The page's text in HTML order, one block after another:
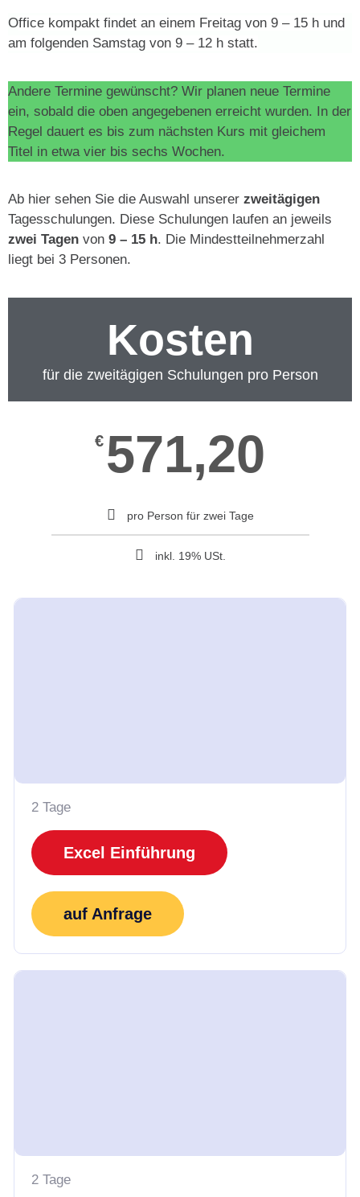
Office kompakt findet an einem Freitag von 9 – 15 h und
am folgenden Samstag von 9 – 12 h statt.
Andere Termine gewünscht? Wir planen neue Termine
ein, sobald die oben angegebenen erreicht wurden. In der
Regel dauert es bis zum nächsten Kurs mit gleichem
Titel in etwa vier bis sechs Wochen.
Ab hier sehen Sie die Auswahl unserer zweitägigen
Tagesschulungen. Diese Schulungen laufen an jeweils
zwei Tagen von 9 – 15 h. Die Mindestteilnehmerzahl
liegt bei 3 Personen.
Kosten
für die zweitägigen Schulungen pro Person
€ 571,20
pro Person für zwei Tage
inkl. 19% USt.
2 Tage
Excel Einführung
auf Anfrage
2 Tage